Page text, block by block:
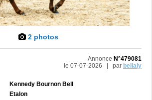
2 photos
Annonce N°479081
le 07-07-2026 | par bellaly
Kennedy Bournon Bell
Etalon